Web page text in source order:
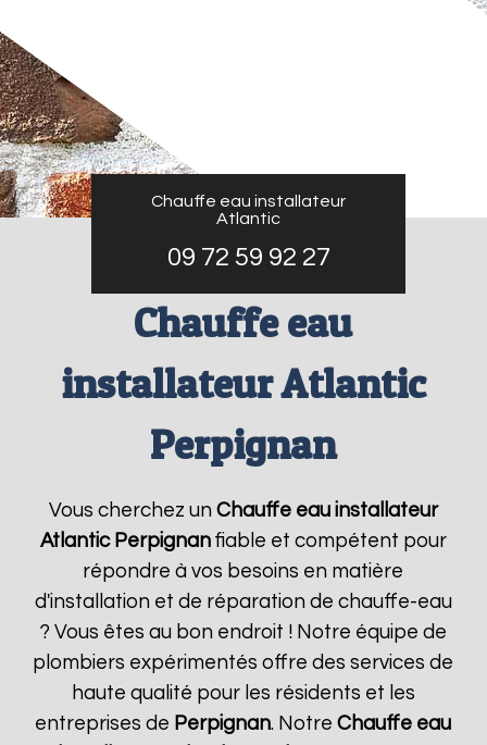
Chauffe eau installateur
Atlantic
09 72 59 92 27
Chauffe eau
installateur Atlantic
Perpignan
Vous cherchez un Chauffe eau installateur
Atlantic Perpignanfiable et compétent pour
répondre à vos besoins en matière
d'installation et de réparation de chauffe-eau
? Vous êtes au bon endroit ! Notre équipe de
plombiers expérimentés offre des services de
haute qualité pour les résidents et les
entreprises de Perpignan. NotreChauffe eau